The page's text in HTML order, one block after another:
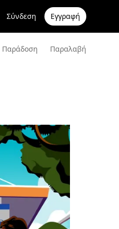
Σύνδεση Εγγραφή
Παράδοση Παραλαβή